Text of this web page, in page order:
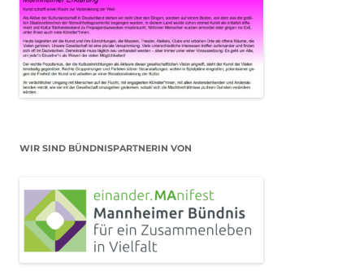
WIR SIND BÜNDNISPARTNERIN VON